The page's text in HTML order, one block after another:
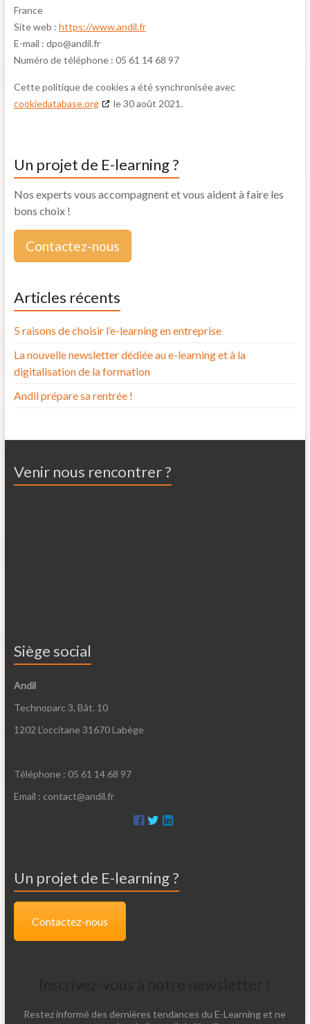
France
Site web : https://www.andil.fr
E-mail : dpo@andil.fr
Numéro de téléphone : 05 61 14 68 97
Cette politique de cookies a été synchronisée avec
cookiedatabase.org
le 30 août 2021.
Un projet de E-learning ?
Nos experts vous accompagnent et vous aident à faire les
bons choix !
Contactez-nous
Articles récents
5 raisons de choisir l’e-learning en entreprise
La nouvelle newsletter dédiée au e-learning et à la
digitalisation de la formation
Andil prépare sa rentrée !
Venir nous rencontrer ?
Siège social
Andil
Technoparc 3, Bât. 10
1202 L’occitane 31670 Labège
Téléphone : 05 61 14 68 97
Email : contact@andil.fr
Un projet de E-learning ?
Contactez-nous
Restez informé des dernières tendances du E-Learning et ne